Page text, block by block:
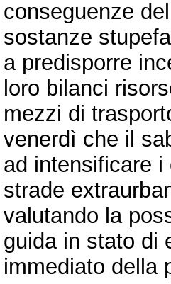
conseguenze
sostanze
a predisporre
loro bilanci
mezzi di
venerdì che il
ad intensificare
strade
valutando la
guida in stato di
immediato della